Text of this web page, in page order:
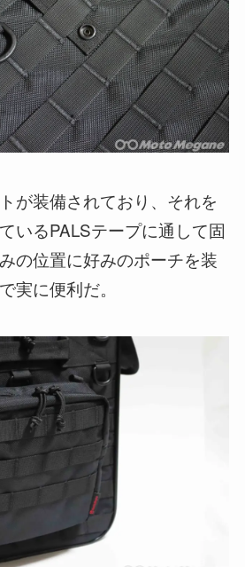
が装備されており、それを
いるPALSテープに通して固
の位置に好みのポーチを装
実に便利だ。